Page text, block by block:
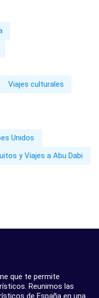
Viajes culturales
Unidos
y Viajes a Abu Dabi
que te permite
Reunimos las
de España en una